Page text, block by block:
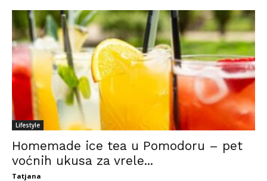
Lifestyle
Homemade ice tea u Pomodoru – pet
voćnih ukusa za vrele...
Tatjana